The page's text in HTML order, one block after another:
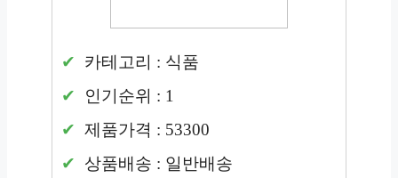
카테고리 : 식품
인기순위 : 1
제품가격 : 53300
상품배송 : 일반배송